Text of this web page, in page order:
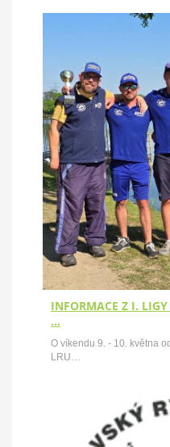
INFORMACE Z I.
…
O víkendu 9. - 10. května
LRU…